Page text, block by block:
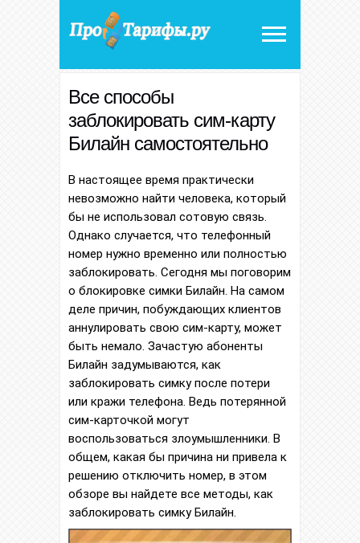
Все способы
заблокировать сим-карту
Билайн самостоятельно
В настоящее время практически
невозможно найти человека, который
бы не использовал сотовую связь.
Однако случается, что телефонный
номер нужно временно или полностью
заблокировать. Сегодня мы поговорим
о блокировке симки Билайн. На самом
деле причин, побуждающих клиентов
аннулировать свою сим-карту, может
быть немало. Зачастую абоненты
Билайн задумываются, как
заблокировать симку после потери
или кражи телефона. Ведь потерянной
сим-карточкой могут
воспользоваться злоумышленники. В
общем, какая бы причина ни привела к
решению отключить номер, в этом
обзоре вы найдете все методы, как
заблокировать симку Билайн.